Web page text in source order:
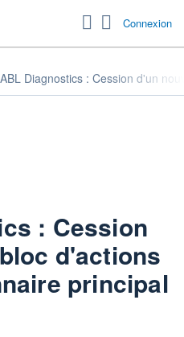
Connexion
ABL Diagnostics : Cession d'un
: Cession
d'actions
principal